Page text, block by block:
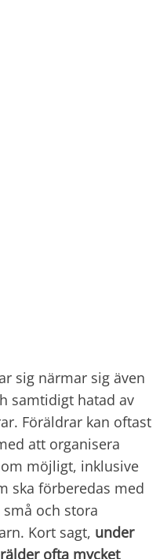
sig närmar sig även
samtidigt hatad av
Föräldrar kan oftast
att organisera
möjligt, inklusive
ska förberedas med
och stora
Kort sagt, under
ofta mycket